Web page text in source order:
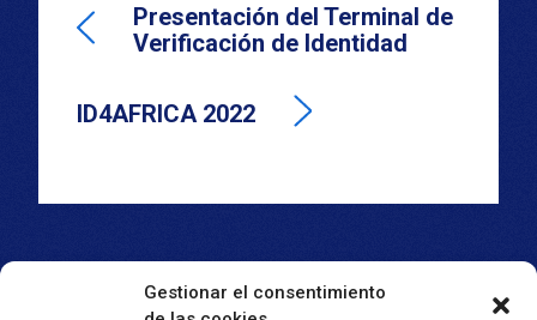
Gestionar el consentimiento
Presentación del Terminal de
Verificación de Identidad
ID4AFRICA 2022